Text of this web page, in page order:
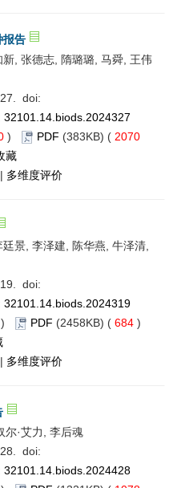
报告
, 张德志, 隋璐璐, 马舜, 王伟
doi:
32101.14.biods.2024327
) PDF (383KB) ( 2070
藏
| 多维度评价
景, 李泽建, 陈华燕, 牛泽清,
doi:
32101.14.biods.2024319
) PDF (2458KB) ( 684 )
| 多维度评价
尔·艾力, 李后魂
doi:
32101.14.biods.2024428